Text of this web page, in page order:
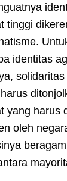
tinggi
identitas
solidaritas
yang harus
oleh